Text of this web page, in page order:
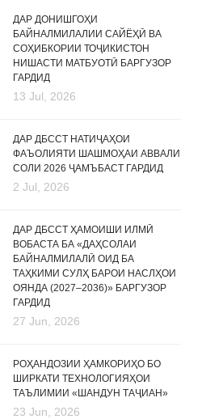
ДАР ДОНИШГОҲИ
БАЙНАЛМИЛАЛИИ САЙЁҲӢ ВА
СОҲИБКОРИИ ТОҶИКИСТОН
НИШАСТИ МАТБУОТӢ БАРГУЗОР
ГАРДИД
13 Jul, 2026
ДАР ДБССТ НАТИҶАҲОИ
ФАЪОЛИЯТИ ШАШМОҲАИ АВВАЛИ
СОЛИ 2026 ҶАМЪБАСТ ГАРДИД
2 Jul, 2026
ДАР ДБССТ ҲАМОИШИ ИЛМӢ
ВОБАСТА БА «ДАҲСОЛАИ
БАЙНАЛМИЛАЛӢ ОИД БА
ТАҲКИМИ СУЛҲ БАРОИ НАСЛҲОИ
ОЯНДА (2027–2036)» БАРГУЗОР
ГАРДИД
27 Jun, 2026
РОҲАНДОЗИИ ҲАМКОРИҲО БО
ШИРКАТИ ТЕХНОЛОГИЯҲОИ
ТАЪЛИМИИ «ШАНДУН ТАҶИАН»
23 Jun, 2026